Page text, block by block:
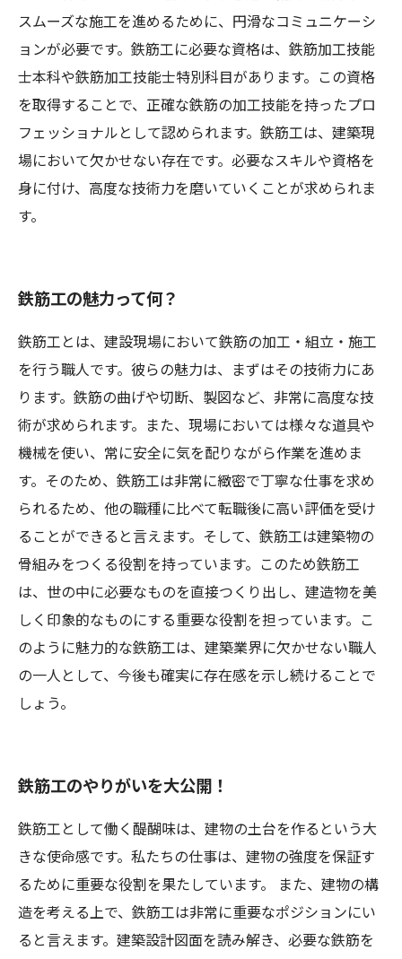
スムーズな施工を進めるために、円滑なコミュニケーシ
ョンが必要です。鉄筋工に必要な資格は、鉄筋加工技能
士本科や鉄筋加工技能士特別科目があります。この資格
を取得することで、正確な鉄筋の加工技能を持ったプロ
フェッショナルとして認められます。鉄筋工は、建築現
場において欠かせない存在です。必要なスキルや資格を
身に付け、高度な技術力を磨いていくことが求められま
す。
鉄筋工の魅力って何？
鉄筋工とは、建設現場において鉄筋の加工・組立・施工
を行う職人です。彼らの魅力は、まずはその技術力にあ
ります。鉄筋の曲げや切断、製図など、非常に高度な技
術が求められます。また、現場においては様々な道具や
機械を使い、常に安全に気を配りながら作業を進めま
す。そのため、鉄筋工は非常に緻密で丁寧な仕事を求め
られるため、他の職種に比べて転職後に高い評価を受け
ることができると言えます。そして、鉄筋工は建築物の
骨組みをつくる役割を持っています。このため鉄筋工
は、世の中に必要なものを直接つくり出し、建造物を美
しく印象的なものにする重要な役割を担っています。こ
のように魅力的な鉄筋工は、建築業界に欠かせない職人
の一人として、今後も確実に存在感を示し続けることで
しょう。
鉄筋工のやりがいを大公開！
鉄筋工として働く醍醐味は、建物の土台を作るという大
きな使命感です。私たちの仕事は、建物の強度を保証す
るために重要な役割を果たしています。 また、建物の構
造を考える上で、鉄筋工は非常に重要なポジションにい
ると言えます。建築設計図面を読み解き、必要な鉄筋を